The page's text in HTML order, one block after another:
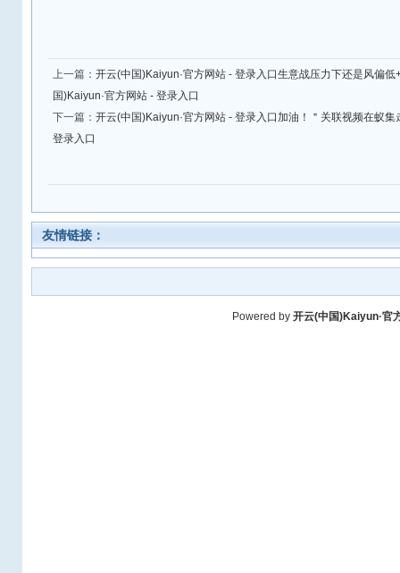
上一篇： 开云(中国)Kaiyun·官方网站 - 登录入口生意战压力下还是风偏低
国)Kaiyun·官方网站 - 登录入口
下一篇： 开云(中国)Kaiyun·官方网站 - 登录入口加油！＂关联视频在蚁
登录入口
友情链接：
Powered by 开云(中国)Kaiyun·官